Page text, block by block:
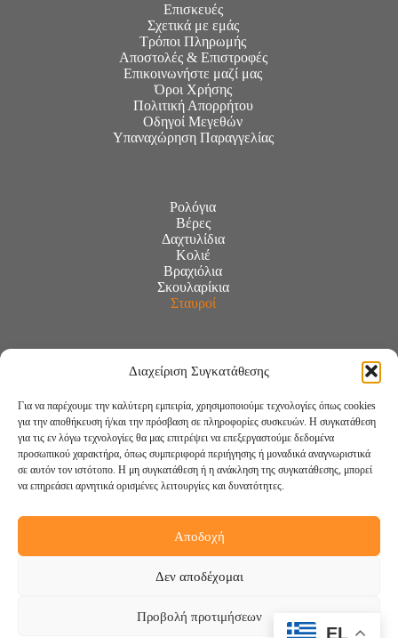
Διαχείριση Συγκατάθεσης
Για να παρέχουμε την καλύτερη εμπειρία, χρησιμοποιούμε τεχνολογίες όπως cookies
για την αποθήκευση ή/και την πρόσβαση σε πληροφορίες συσκευών. Η συγκατάθεση
για τις εν λόγω τεχνολογίες θα μας επιτρέψει να επεξεργαστούμε δεδομένα
προσωπικού χαρακτήρα, όπως συμπεριφορά περιήγησης ή μοναδικά αναγνωριστικά
σε αυτόν τον ιστότοπο. Η μη συγκατάθεση ή η ανάκληση της συγκατάθεσης, μπορεί
να επηρεάσει αρνητικά ορισμένες λειτουργίες και δυνατότητες.
Αποδοχή
Δεν αποδέχομαι
Προβολή προτιμήσεων
Επισκευές
Σχετικά με εμάς
Τρόποι Πληρωμής
Αποστολές & Επιστροφές
Επικοινωνήστε μαζί μας
Όροι Χρήσης
Πολιτική Απορρήτου
Οδηγοί Μεγεθών
Υπαναχώρηση Παραγγελίας
Ρολόγια
Βέρες
Δαχτυλίδια
Κολιέ
Βραχιόλια
Σκουλαρίκια
Σταυροί
EL